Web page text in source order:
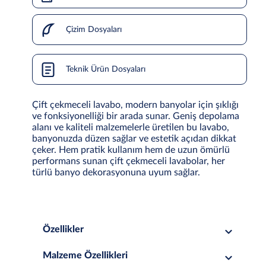
Çizim Dosyaları
Teknik Ürün Dosyaları
Çift çekmeceli lavabo, modern banyolar için şıklığı
ve fonksiyonelliği bir arada sunar. Geniş depolama
alanı ve kaliteli malzemelerle üretilen bu lavabo,
banyonuzda düzen sağlar ve estetik açıdan dikkat
çeker. Hem pratik kullanım hem de uzun ömürlü
performans sunan çift çekmeceli lavabolar, her
türlü banyo dekorasyonuna uyum sağlar.
Özellikler
Malzeme Özellikleri